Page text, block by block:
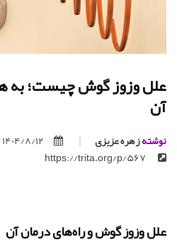
علل وزوز گوش چیست؛ به
آن
نوشتهزهره عزیزی
1404/8/12
علل وزوز گوش و راه‌های درمان آن